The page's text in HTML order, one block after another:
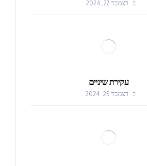
דצמבר 27, 2024
עקירת שיניים
דצמבר 25, 2024